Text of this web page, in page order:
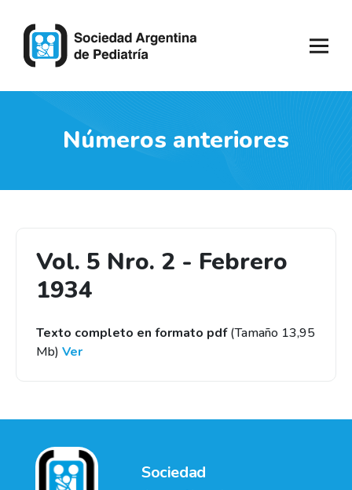
Números anteriores
Vol. 5 Nro. 2 - Febrero
1934
Texto completo en formato pdf(Tamaño 13,95
Mb) Ver
Sociedad